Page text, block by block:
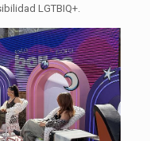
LGTBIQ+.